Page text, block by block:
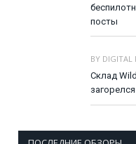
посты
BY DIGITAL
Склад